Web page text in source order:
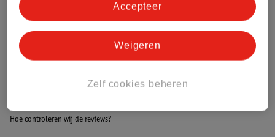
Bestel & Bezorginformatie
Bekijk ook
Alle Broodbereiding en grills
Hoe controleren wij de reviews?
Zelf cookies beheren
Weigeren
Accepteer